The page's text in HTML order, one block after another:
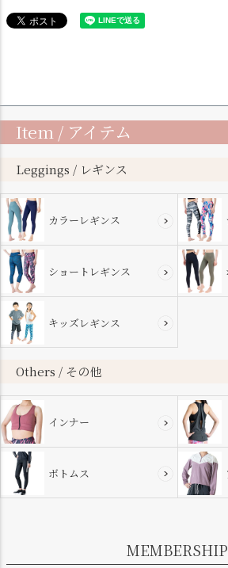
Item / アイテム
Leggings / レギンス
カラーレギンス
ショートレギンス
キッズレギンス
Others / その他
インナー
ボトムス
MEMBERSHIP